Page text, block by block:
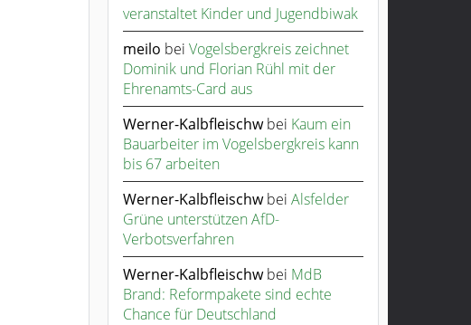
veranstaltet Kinder und Jugendbiwak
meilo bei Vogelsbergkreis zeichnet
Dominik und Florian Rühl mit der
Ehrenamts-Card aus
Werner-Kalbfleischwbei Kaum ein
Bauarbeiter im Vogelsbergkreis kann
bis 67 arbeiten
Werner-Kalbfleischwbei Alsfelder
Grüne unterstützen AfD-
Verbotsverfahren
Werner-Kalbfleischwbei MdB
Brand: Reformpakete sind echte
Chance für Deutschland